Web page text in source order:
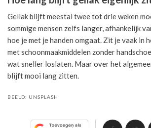
Gellak blijft meestal twee tot drie weken
sommige mensen zelfs langer, afhankelijk
hoe je met je handen omgaat. Zit je vaak in
met schoonmaakmiddelen zonder
wat sneller loslaten. Maar over het
blijft mooi lang zitten.
BEELD: UNSPLASH